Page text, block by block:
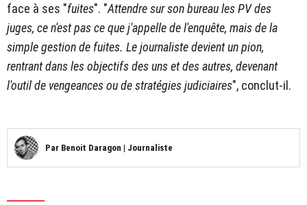
face à ses "fuites". "Attendre sur son bureau les PV des
juges, ce n'est pas ce que j'appelle de l'enquête, mais de la
simple gestion de fuites. Le journaliste devient un pion,
rentrant dans les objectifs des uns et des autres, devenant
l'outil de vengeances ou de stratégies judiciaires", conclut-il.
Par Benoit Daragon | Journaliste